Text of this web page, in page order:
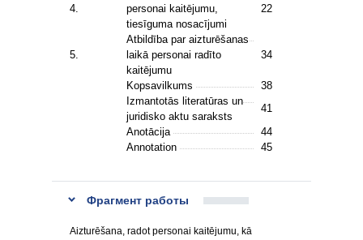
4.
personai kaitējumu,
tiesīguma nosacījumi
22
5.
Atbildība par aizturēšanas
laikā personai radīto
kaitējumu
34
Kopsavilkums
38
Izmantotās literatūras un
juridisko aktu saraksts
41
Anotācija
44
Annotation
45
Фрагмент работы
Aizturēšana, radot personai kaitējumu, kā